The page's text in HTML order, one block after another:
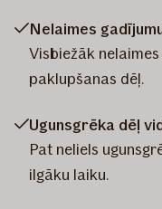
Nelaimes
Visbiežāk
paklupšanas dēļ.
Ugunsgrēka dēļ
Pat neliels
ilgāku laiku.